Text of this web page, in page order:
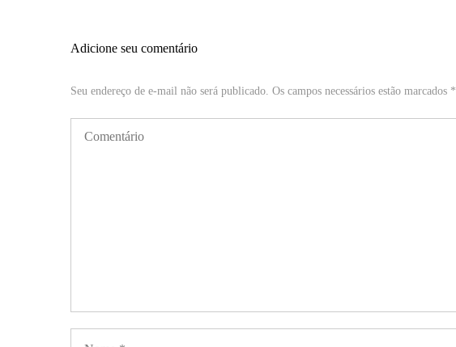
Adicione seu comentário
Seu endereço de e-mail não será publicado. Os campos necessários estão marcados *